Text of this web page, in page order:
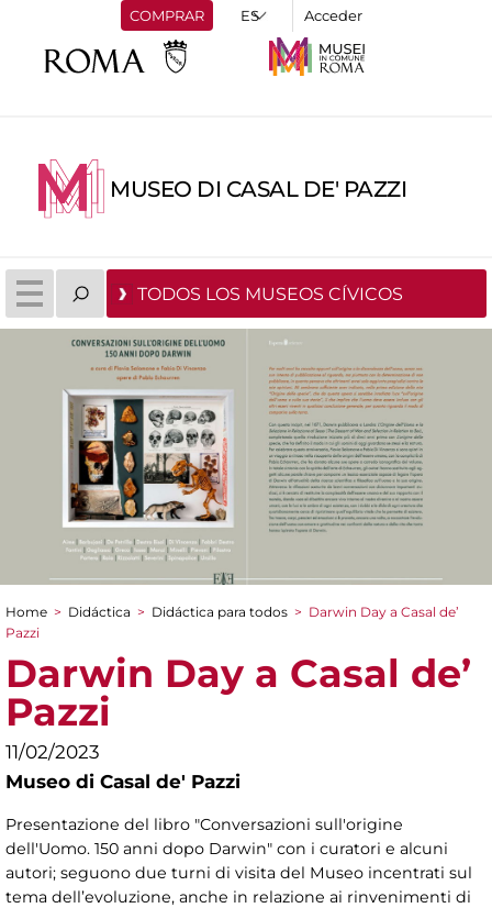
COMPRAR Acceder
MUSEO DI CASAL DE' PAZZI
TODOS LOS MUSEOS CÍVICOS
You are here
Home > Didáctica > Didáctica para todos > Darwin Day a Casal de’
Pazzi
Darwin Day a Casal de’
Pazzi
11/02/2023
Museo di Casal de' Pazzi
Presentazione del libro "Conversazioni sull'origine
dell'Uomo. 150 anni dopo Darwin" con i curatori e alcuni
autori; seguono due turni di visita del Museo incentrati sul
tema dell’evoluzione, anche in relazione ai rinvenimenti di